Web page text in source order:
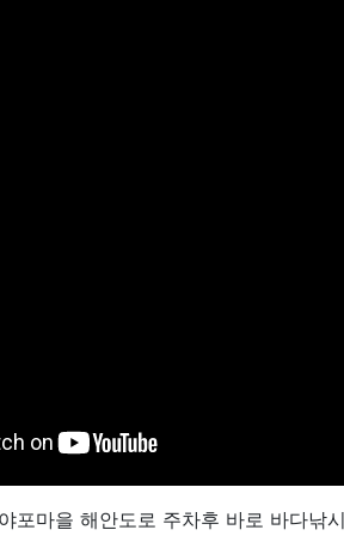
포마을 해안도로 주차후 바로 바다낚